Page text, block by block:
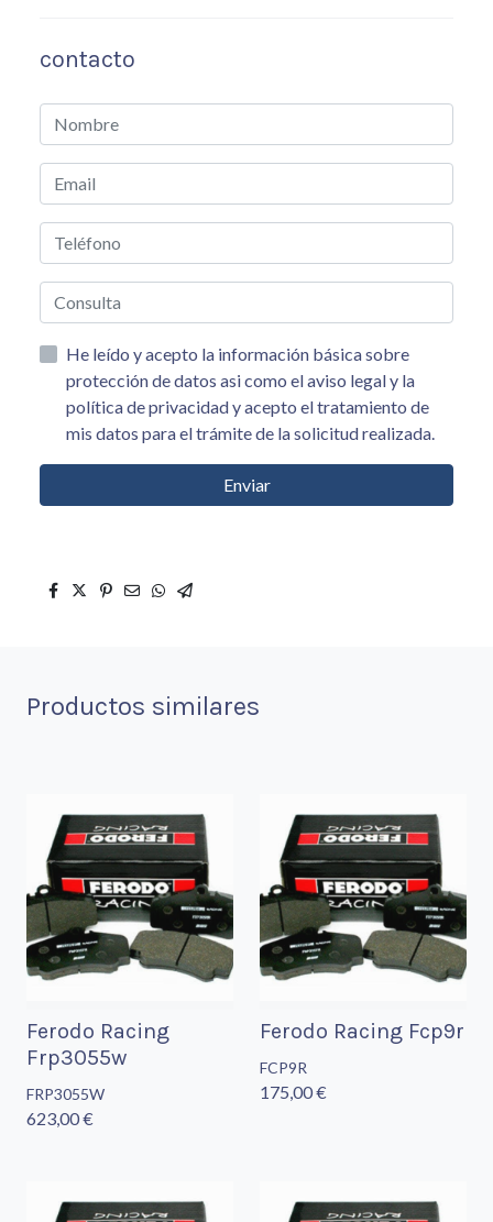
contacto
He leído y acepto la información básica sobre
protección de datos asi como el aviso legal y la
política de privacidad y acepto el tratamiento de
mis datos para el trámite de la solicitud realizada.
Enviar
Productos similares
Ferodo Racing
Frp3055w
FRP3055W
623,00 €
Ferodo Racing Fcp9r
FCP9R
175,00 €